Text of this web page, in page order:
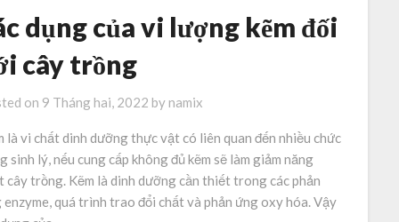
dụng của vi lượng kẽm đối
cây trồng
on 9 Tháng hai, 2022 by namix
là vi chất dinh dưỡng thực vật có liên quan đến nhiều chức
sinh lý, nếu cung cấp không đủ kẽm sẽ làm giảm năng
cây trồng. Kẽm là dinh dưỡng cần thiết trong các phản
enzyme, quá trình trao đổi chất và phản ứng oxy hóa. Vậy